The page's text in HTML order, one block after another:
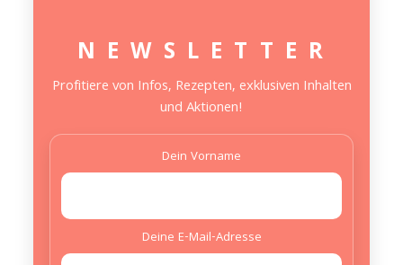
N E W S L E T T E R
Profitiere von Infos, Rezepten, exklusiven Inhalten
und Aktionen!
Dein Vorname
Deine E-Mail-Adresse